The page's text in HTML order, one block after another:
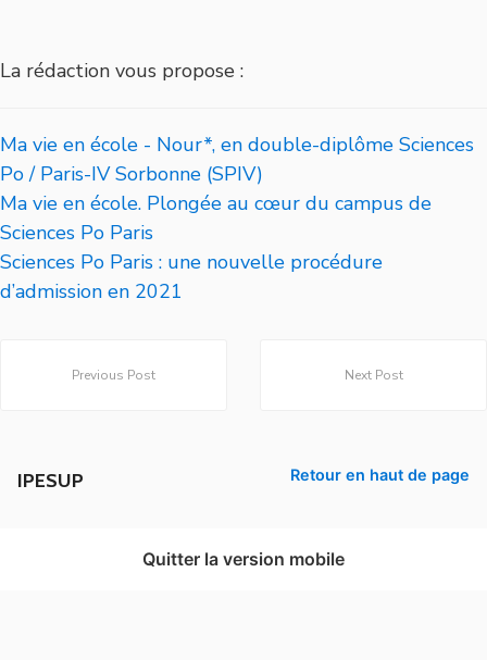
La rédaction vous propose :
Ma vie en école - Nour*, en double-diplôme Sciences
Po / Paris-IV Sorbonne (SPIV)
Ma vie en école. Plongée au cœur du campus de
Sciences Po Paris
Sciences Po Paris : une nouvelle procédure
d’admission en 2021
Previous Post Next Post
IPESUP Retour en haut de page
Quitter la version mobile